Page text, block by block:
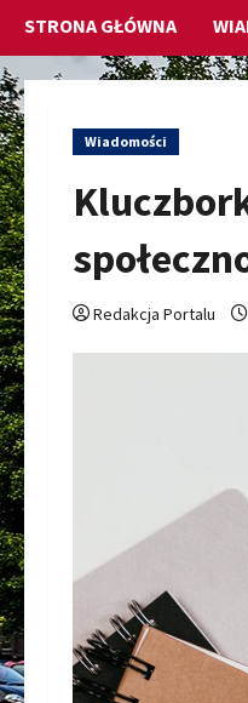
STRONA GŁÓWNA
Wiadomości
Redakcja Portalu